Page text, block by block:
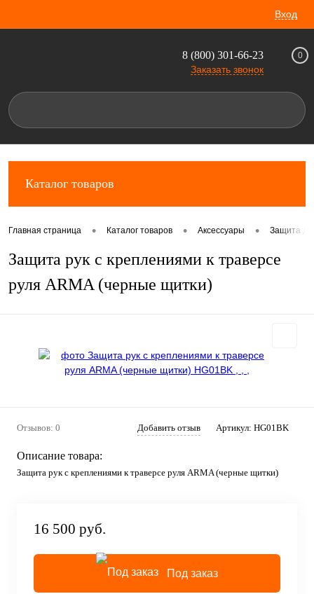
Вход
8 (800) 301-66-23
Заказать звонок
0
Каталог товаров
Главная страница • Каталог товаров • Аксессуары • Защита
Защита рук с креплениями к траверсе
руля ARMA (черные щитки)
Отзывов: 0 Добавить отзыв Артикул: HG01BK
Описание товара:
Защита рук с креплениями к траверсе руля ARMA (черные щитки)
16 500 руб.
Под заказ